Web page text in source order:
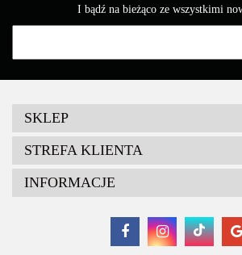
I bądź na bieżąco ze wszystkimi
SKLEP
STREFA KLIENTA
INFORMACJE